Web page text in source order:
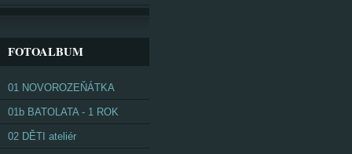
FOTOALBUM
01 NOVOROZEŇÁTKA
01b BATOLATA - 1 ROK
02 DĚTI ateliér